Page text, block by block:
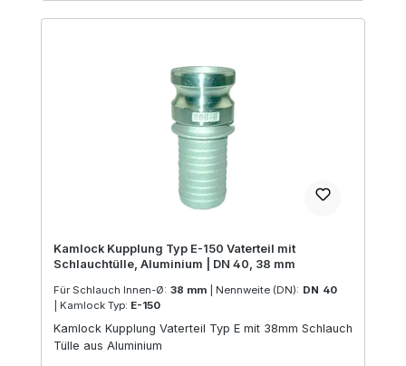
Kamlock Kupplung Typ E-150 Vaterteil mit
Schlauchtülle, Aluminium | DN 40, 38 mm
Für Schlauch Innen-Ø: 38 mm Nennweite (DN): DN 40
Kamlock Typ: E-150
Kamlock Kupplung Vaterteil Typ E mit 38mm Schlauch
Tülle aus Aluminium